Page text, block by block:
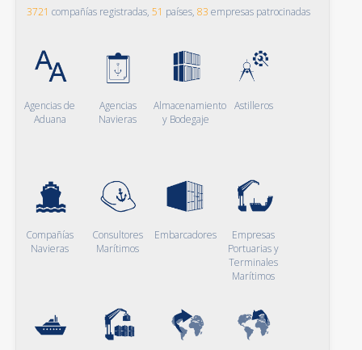
3721 compañías registradas, 51 países, 83 empresas patrocinadas
Agencias de
Aduana
Agencias
Navieras
Almacenamiento
y Bodegaje
Astilleros
Compañías
Navieras
Consultores
Marítimos
Embarcadores
Empresas
Portuarias y
Terminales
Marítimos